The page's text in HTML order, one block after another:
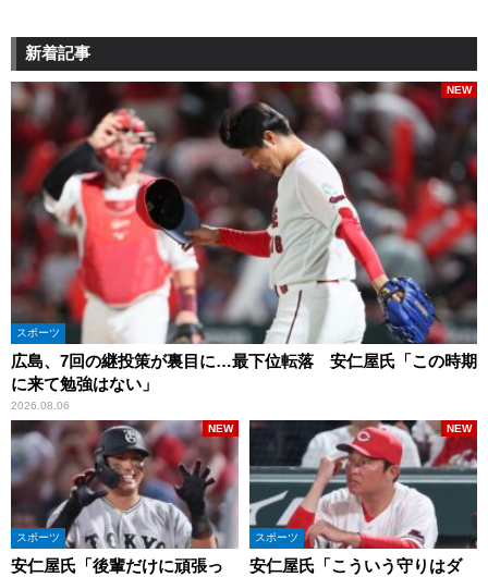
新着記事
スポーツ
広島、7回の継投策が裏目に…最下位転落 安仁屋氏「この時期
に来て勉強はない」
2026.08.06
NEW
スポーツ
安仁屋氏「後輩だけに頑張っ
NEW
スポーツ
安仁屋氏「こういう守りはダ
NEW